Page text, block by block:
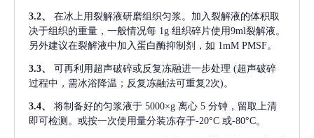
3.2、
在冰上用裂解液研磨组织匀浆。加入裂解液的体积取
决于组织的重量，一般情况每 1g 组织碎片使用9ml裂解液。
另外建议在裂解液中加入蛋白酶抑制剂，如 1mM PMSF。
3.3、 可再利用超声破碎或反复冻融进一步处理 (超声破碎
过程中，需冰浴降温；反复冻融法可重复2次)。
3.4、 将制备好的匀浆液于 5000×g 离心 5 分钟，留取上清
即可检测。或按一次使用量分装冻存于-20°C 或-80°C。